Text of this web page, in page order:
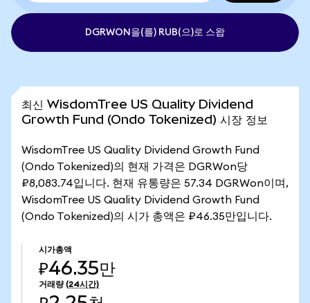
DGRWON을(를) RUB(으)로 스왑
최신 WisdomTree US Quality Dividend
Growth Fund (Ondo Tokenized) 시장 정보
WisdomTree US Quality Dividend Growth Fund
(Ondo Tokenized)의 현재 가격은 DGRWon당
₽8,083.74입니다. 현재 유통량은 57.34 DGRWon이며,
WisdomTree US Quality Dividend Growth Fund
(Ondo Tokenized)의 시가 총액은 ₽46.35만입니다.
시가총액
₽46.35만
거래량 (24시간)